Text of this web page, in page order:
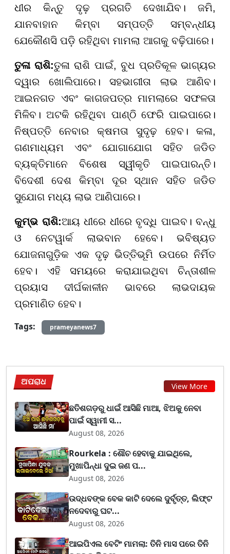
ଧୀର କିନ୍ତୁ ଦୃଢ଼ ପ୍ରଗତି ଦେଖାଯିବ। ଜମି,
ଯାନବାହାନ କିମ୍ବା ସମ୍ପତ୍ତି ସମ୍ବନ୍ଧୀୟ
ଯେକୌଣସି ପଡ଼ି ରହିଥିବା ମାମଲା ଆଗକୁ ବଢ଼ିପାରେ।
ତୁଳା ରାଶି:ତୁଳା ରାଶି ପାଇଁ, ବୁଧ ପ୍ରତିକୂଳ ଭାଗ୍ୟର
ଦ୍ୱାର ଖୋଲିପାରେ। ସହଭାଗୀତା ଲାଭ ଆଣିବ।
ଆଇନଗତ ଏବଂ କାଗଜପତ୍ର ମାମଲାରେ ସଫଳତା
ମିଳିବ। ଅଟକି ରହିଥିବା ପାଣ୍ଠି ଫେରି ପାଇପାରେ।
ନିଷ୍ପତ୍ତି ନେବାର କ୍ଷମତା ସୁଦୃଢ଼ ହେବ। କଳା,
ଗଣମାଧ୍ୟମ ଏବଂ ଯୋଗାଯୋଗ ସହିତ ଜଡିତ
ବ୍ୟକ୍ତିମାନେ ବିଶେଷ ସ୍ୱୀକୃତି ପାଇପାରନ୍ତି।
ବିଦେଶୀ ଦେଶ କିମ୍ବା ଦୂର ସ୍ଥାନ ସହିତ ଜଡିତ
ସୁଯୋଗ ମଧ୍ୟ ଲାଭ ଆଣିପାରେ।
କୁମ୍ଭ ରାଶି:ଆୟ ଧୀରେ ଧୀରେ ବୃଦ୍ଧି ପାଇବ। ବନ୍ଧୁ
ଓ ନେଟୱାର୍କ ଲାଭବାନ ହେବେ। ଭବିଷ୍ୟତ
ଯୋଜନାଗୁଡ଼ିକ ଏକ ଦୃଢ଼ ଭିତ୍ତିଭୂମି ଉପରେ ନିର୍ମିତ
ହେବ। ଏହି ସମୟରେ କରାଯାଇଥିବା ଚିନ୍ତାଶୀଳ
ପ୍ରୟାସ ଦୀର୍ଘକାଳୀନ ଭାବରେ ଲାଭଦାୟକ
ପ୍ରମାଣିତ ହେବ।
Tags:
prameyanews7
ଅପରାଧ View More
ଛତିଶଗଡ଼ରୁ ଧାଇଁ ଆସିଛି ମାଆ, ଝିଅକୁ ନେବା
ପାଇଁ ସ୍ୱାମୀ ସ...
August 08, 2026
Rourkela : ଶୌଚ ହେବାକୁ ଯାଇଥିଲେ,
ମୁଖାପିନ୍ଧା ଦୁଇ ଜଣ ପ...
August 08, 2026
ଉଦ୍ଧବଙ୍କ ବେକ କାଟି ଦେଲେ ଦୁର୍ବୃତ୍ତ, ଲିଫ୍ଟ
ନଦେବାରୁ ଘଟ...
August 08, 2026
ଆଇପିଏଲ ବେଟିଂ ମାମଲା: ତିନି ମାସ ପରେ ତିନି